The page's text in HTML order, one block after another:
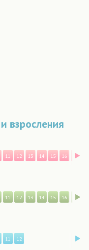
взросления
11 12 13 14 15 16 17
11 12 13 14 15 16 17
11 12